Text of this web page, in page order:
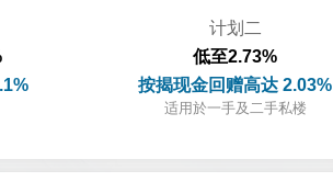
计划二
低至2.73%
按揭现金回赠高达 2.03%
适用於一手及二手私楼